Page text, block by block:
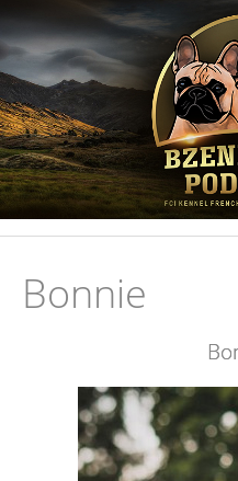
Bonnie